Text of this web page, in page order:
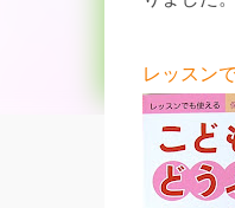
レッスン